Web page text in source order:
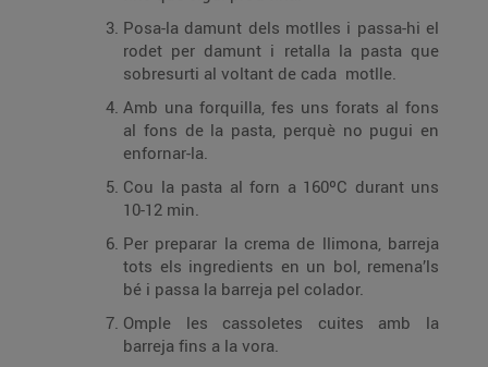
Posa-la damunt dels motlles i passa-hi el
rodet per damunt i retalla la pasta que
sobresurti al voltant de cada motlle.
Amb una forquilla, fes uns forats al fons
al fons de la pasta, perquè no pugui en
enfornar-la.
Cou la pasta al forn a 160ºC durant uns
10-12 min.
Per preparar la crema de llimona, barreja
tots els ingredients en un bol, remena’ls
bé i passa la barreja pel colador.
Omple les cassoletes cuites amb la
barreja fins a la vora.